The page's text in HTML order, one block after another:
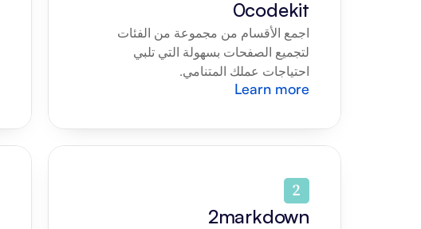
0codekit
احتياجات عملك المتنامي.
Learn more
2markdown